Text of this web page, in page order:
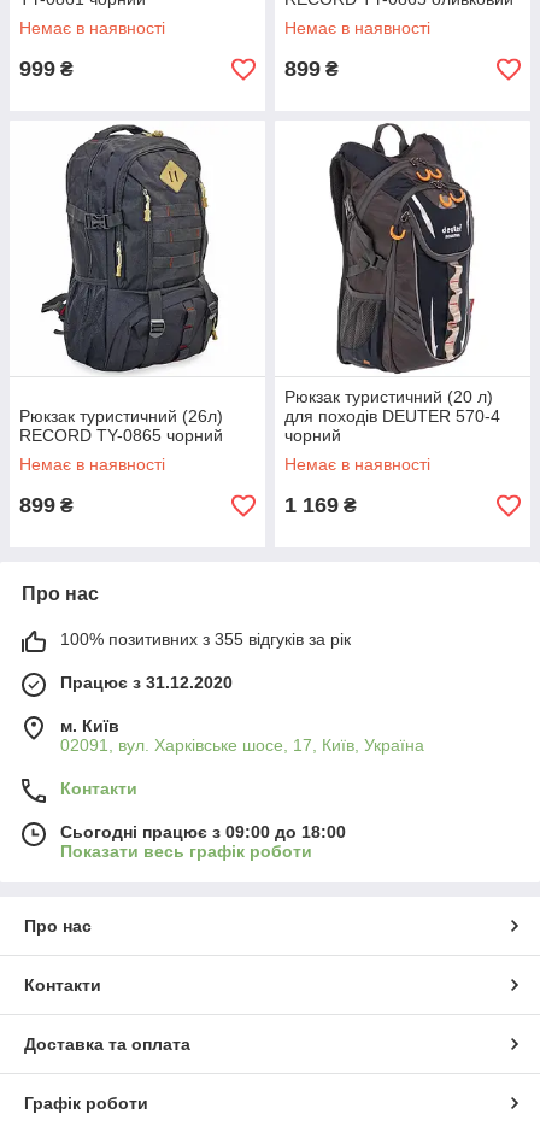
Немає в наявності
999 ₴
Немає в наявності
899 ₴
Рюкзак туристичний (26л)
RECORD TY-0865 чорний
Немає в наявності
899 ₴
Рюкзак туристичний (20 л)
для походів DEUTER 570-4
чорний
Немає в наявності
1 169 ₴
Про нас
100% позитивних з 355 відгуків за рік
Працює з 31.12.2020
м. Київ
02091, вул. Харківське шосе, 17, Київ, Україна
Контакти
Сьогодні працює з 09:00 до 18:00
Показати весь графік роботи
Про нас
Контакти
Доставка та оплата
Графік роботи